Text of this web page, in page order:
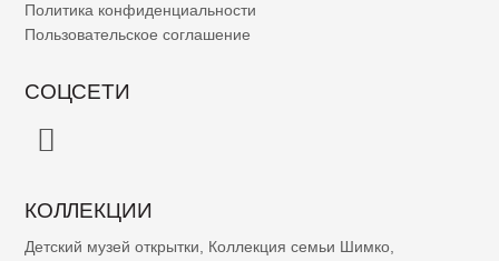
Политика конфиденциальности
Пользовательское соглашение
СОЦСЕТИ
КОЛЛЕКЦИИ
Детский музей открытки Коллекция семьи Шимко